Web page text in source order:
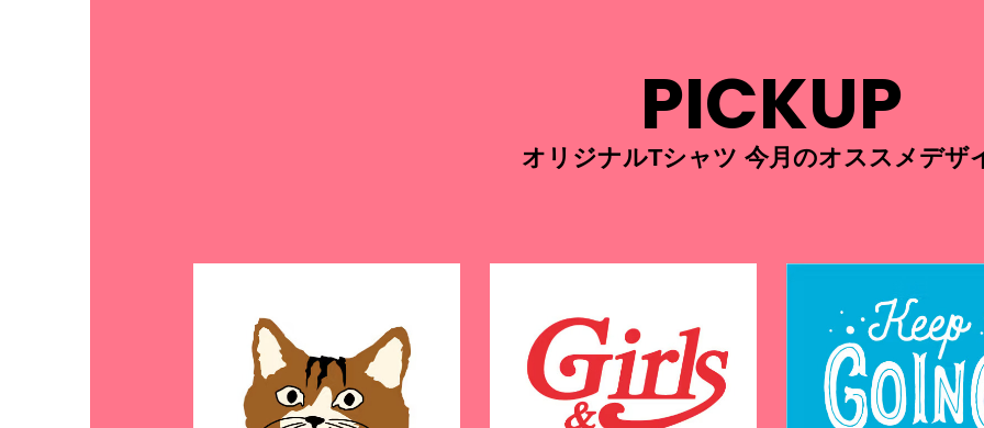
PICKUP
オリジナルTシャツ 今月のオススメデザ